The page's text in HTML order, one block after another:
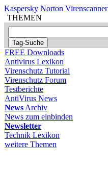
Kaspersky Norton Virenscanner
THEMEN
FREE Downloads
Antivirus Lexikon
Virenschutz Tutorial
Virenschutz Forum
Testberichte
AntiVirus News
News Archiv
News zum einbinden
Newsletter
Technik Lexikon
weitere Themen